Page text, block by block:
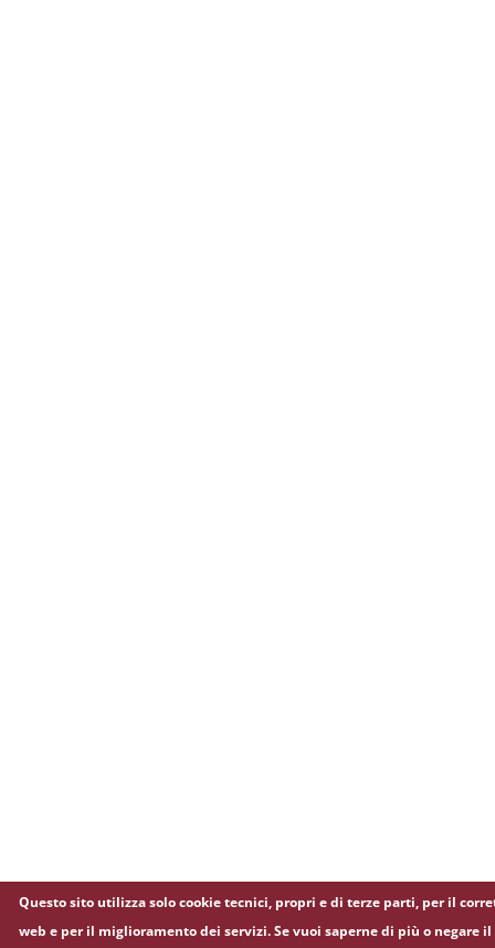
Questo sito utilizza solo cookie tecnici, propri e di terze parti, per il
web e per il miglioramento dei servizi. Se vuoi saperne di più o negare